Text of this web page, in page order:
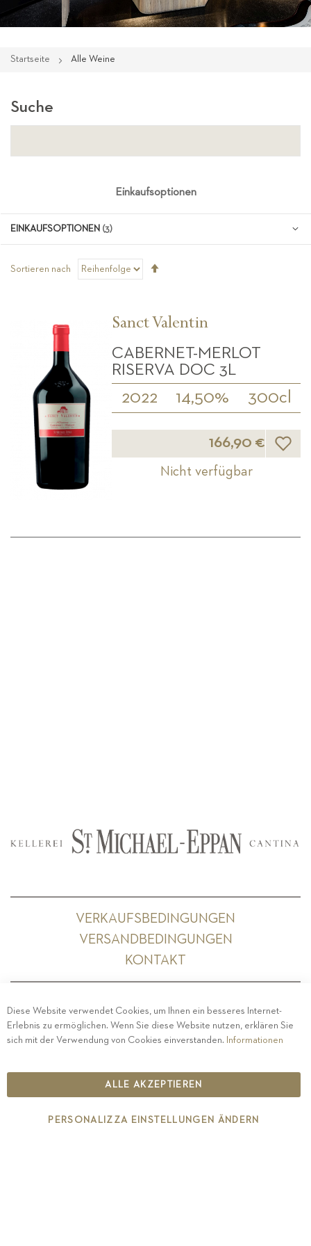
Startseite Alle Weine
Sortieren nach
Sanct Valentin
CABERNET-MERLOT
RISERVA DOC 3L
2022 14,50% 300cl
166,90 €
Nicht verfügbar
Suche
Einkaufsoptionen
EINKAUFSOPTIONEN
VERKAUFSBEDINGUNGEN
VERSANDBEDINGUNGEN
KONTAKT
PRIVACY-IMPRESSUM- COOKIE POLICY-
ETHISCHER KODEX
IT00126670215
Diese Website verwendet Cookies, um Ihnen ein besseres Internet-
Erlebnis zu ermöglichen. Wenn Sie diese Website nutzen, erklären Sie
sich mit der Verwendung von Cookies einverstanden. Informationen
ALLE AKZEPTIEREN
PERSONALIZZA EINSTELLUNGEN ÄNDERN